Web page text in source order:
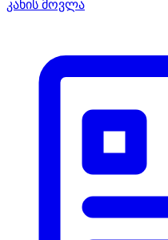
კანის მოვლა